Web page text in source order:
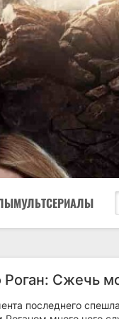
МУЛЬТСЕРИАЛЫ
Сжечь
последнего